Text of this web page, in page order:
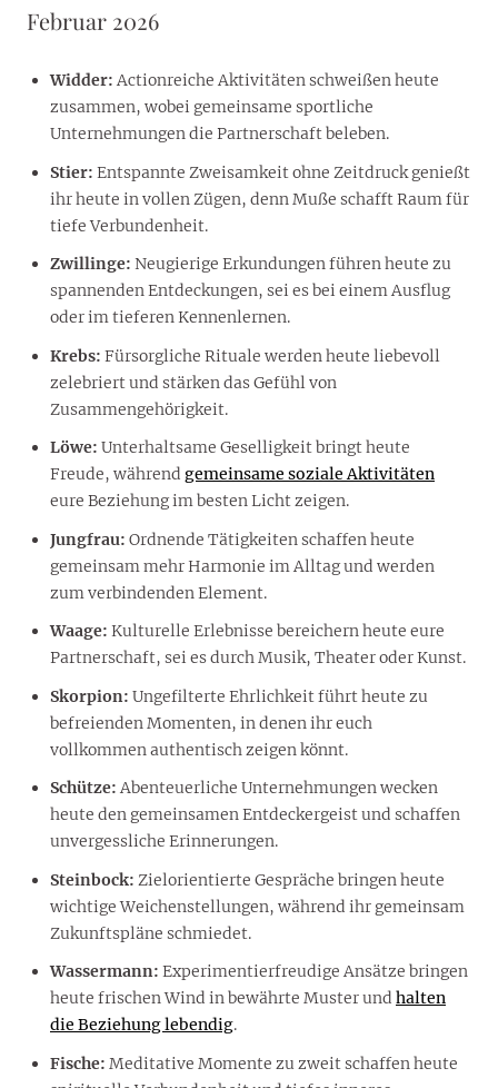
Februar 2026
Widder: Actionreiche Aktivitäten schweißen heute
zusammen, wobei gemeinsame sportliche
Unternehmungen die Partnerschaft beleben.
Stier: Entspannte Zweisamkeit ohne Zeitdruck genießt
ihr heute in vollen Zügen, denn Muße schafft Raum für
tiefe Verbundenheit.
Zwillinge: Neugierige Erkundungen führen heute zu
spannenden Entdeckungen, sei es bei einem Ausflug
oder im tieferen Kennenlernen.
Krebs: Fürsorgliche Rituale werden heute liebevoll
zelebriert und stärken das Gefühl von
Zusammengehörigkeit.
Löwe: Unterhaltsame Geselligkeit bringt heute
Freude, während gemeinsame soziale Aktivitäten
eure Beziehung im besten Licht zeigen.
Jungfrau: Ordnende Tätigkeiten schaffen heute
gemeinsam mehr Harmonie im Alltag und werden
zum verbindenden Element.
Waage: Kulturelle Erlebnisse bereichern heute eure
Partnerschaft, sei es durch Musik, Theater oder Kunst.
Skorpion: Ungefilterte Ehrlichkeit führt heute zu
befreienden Momenten, in denen ihr euch
vollkommen authentisch zeigen könnt.
Schütze: Abenteuerliche Unternehmungen wecken
heute den gemeinsamen Entdeckergeist und schaffen
unvergessliche Erinnerungen.
Steinbock: Zielorientierte Gespräche bringen heute
wichtige Weichenstellungen, während ihr gemeinsam
Zukunftspläne schmiedet.
Wassermann: Experimentierfreudige Ansätze bringen
heute frischen Wind in bewährte Muster und halten
die Beziehung lebendig.
Fische: Meditative Momente zu zweit schaffen heute